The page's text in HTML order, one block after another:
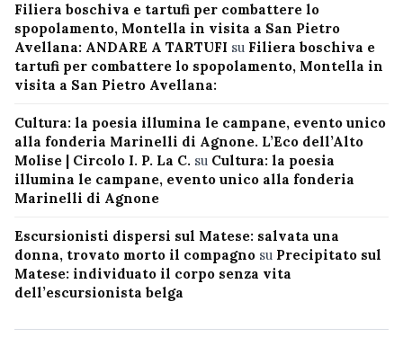
Filiera boschiva e tartufi per combattere lo
spopolamento, Montella in visita a San Pietro
Avellana: ANDARE A TARTUFI su Filiera boschiva e
tartufi per combattere lo spopolamento, Montella in
visita a San Pietro Avellana:
Cultura: la poesia illumina le campane, evento unico
alla fonderia Marinelli di Agnone. L’Eco dell’Alto
Molise | Circolo I. P. La C. su Cultura: la poesia
illumina le campane, evento unico alla fonderia
Marinelli di Agnone
Escursionisti dispersi sul Matese: salvata una
donna, trovato morto il compagno su Precipitato sul
Matese: individuato il corpo senza vita
dell’escursionista belga